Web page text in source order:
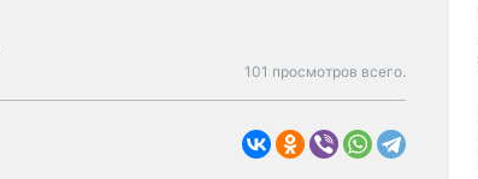
101 просмотров всего.